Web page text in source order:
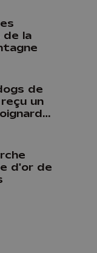
de la
de
un
d'or de